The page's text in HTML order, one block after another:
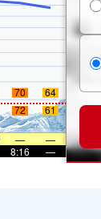
70
64
72 61
—
—
8:16 —